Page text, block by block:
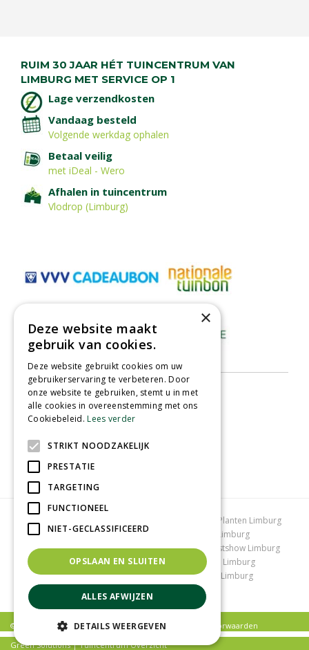
RUIM 30 JAAR HÉT TUINCENTRUM VAN
LIMBURG MET SERVICE OP 1
Lage verzendkosten
Vandaag besteld
Volgende werkdag ophalen
Betaal veilig
met iDeal - Wero
Afhalen in tuincentrum
Vlodrop (Limburg)
Tuincentrum Limburg
Planten Limburg
Bomen en struiken Limburg
Tuinplanten Limburg
Tuincentrum Vlodrop Gartencenter Vlodrop
Kerstshow Limburg
Kerstverlichting Lemax huisjes
Vijvervissen Limburg
Graszoden kopen Limburg Tuinmeubelen Limburg
Tuincentrum Roermond
© Tuincentrum Schmitz |Privacy policy|
Algemene voorwaarden
Green Solutions|Tuincentrum Overzicht
×
Deze website maakt
gebruik van cookies.
Deze website gebruikt cookies om uw
gebruikerservaring te verbeteren. Door
onze website te gebruiken, stemt u in met
alle cookies in overeenstemming met ons
Cookiebeleid.Lees verder
STRIKT NOODZAKELIJK
PRESTATIE
TARGETING
FUNCTIONEEL
NIET-GECLASSIFICEERD
OPSLAAN EN SLUITEN
ALLES AFWIJZEN
DETAILS WEERGEVEN